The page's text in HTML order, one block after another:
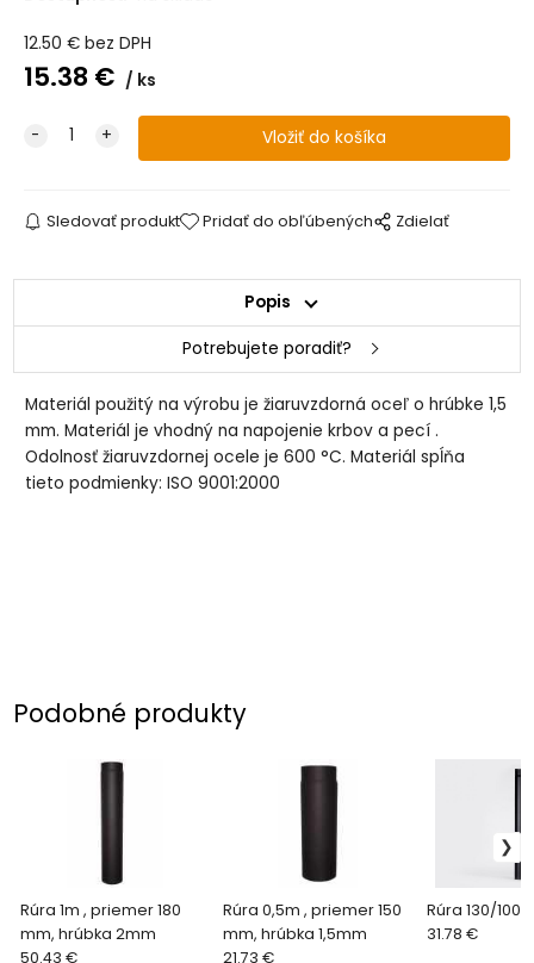
12.50 € bez DPH
15.38 € ks
Sledovať produkt Pridať do obľúbených Zdielať
Popis
Potrebujete poradiť?
Materiál použitý na výrobu je žiaruvzdorná oceľ o hrúbke 1,5
mm. Materiál je vhodný na napojenie krbov a pecí .
Odolnosť žiaruvzdornej ocele je 600 °C. Materiál spĺňa
tieto podmienky: ISO 9001:2000
Podobné produkty
Rúra 1m , priemer 180
mm, hrúbka 2mm
50.43 €
Rúra 0,5m , priemer 150
mm, hrúbka 1,5mm
21.73 €
Rúra 130/
31.78 €